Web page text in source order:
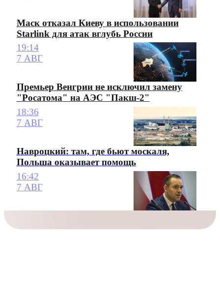
Маск отказал Киеву в использовании
Starlink для атак вглубь России
19:14
7 АВГ
Премьер Венгрии не исключил замену
"Росатома" на АЭС "Пакш-2"
18:36
7 АВГ
Навроцкий: там, где бьют москаля,
Польша оказывает помощь
16:42
7 АВГ